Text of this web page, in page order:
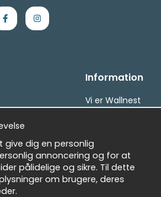
&amp; gratis
Information
Vi er Wallnest
give dig en personlig
annoncering og for at
pålidelige og sikre. Til dette
om brugere, deres